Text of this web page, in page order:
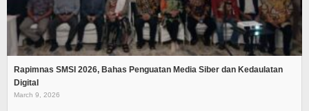
Rapimnas SMSI 2026, Bahas Penguatan Media Siber dan Kedaulatan
Digital
March 9, 2026